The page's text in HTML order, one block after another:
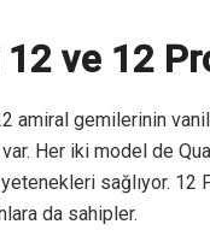
ve 12
amiral gemilerinin
Her iki model de
sağlıyor. 12
da sahipler.